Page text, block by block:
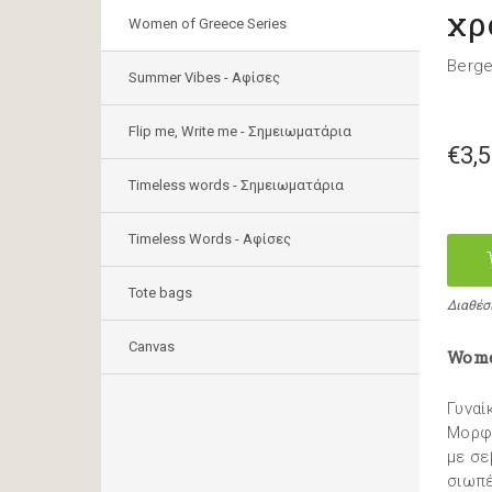
Women of Greece Series
Summer Vibes - Αφίσες
Flip me, Write me - Σημειωματάρια
Timeless words - Σημειωματάρια
Timeless Words - Aφίσες
Tote bags
Canvas
με